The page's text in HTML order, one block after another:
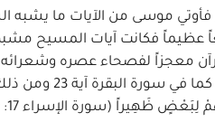
موسى من الآيات ما
فكانت آيات المسيح
معجزاً لفصحاء عصره وشعرائه
القرآن ما جاء فيه من تحدي
ظَهِيراً (سورة الإسراء 17: 88).